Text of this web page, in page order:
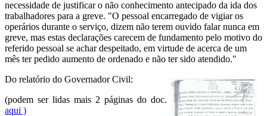
necessidade de justificar o não conhecimento antecipado da ida dos
trabalhadores para a greve. "O pessoal encarregado de vigiar os
operários durante o serviço, dizem não terem ouvido falar nunca em
greve, mas estas declarações carecem de fundamento pelo motivo do
referido pessoal se achar despeitado, em virtude de acerca de um
mês ter pedido aumento de ordenado e não ter sido atendido."
Do relatório do Governador Civil:
(podem ser lidas mais 2 páginas do doc.
aqui )